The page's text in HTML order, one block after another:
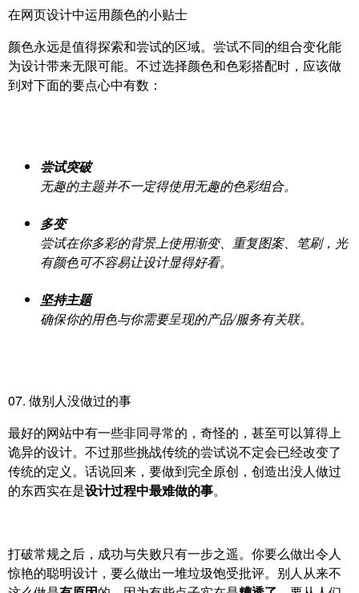
在网页设计中运用颜色的小贴士
颜色永远是值得探索和尝试的区域。尝试不同的组合变化能
为设计带来无限可能。不过选择颜色和色彩搭配时，应该做
到对下面的要点心中有数：
尝试突破
无趣的主题并不一定得使用无趣的色彩组合。
多变
尝试在你多彩的背景上使用渐变、重复图案、笔刷，光
有颜色可不容易让设计显得好看。
坚持主题
确保你的用色与你需要呈现的产品/服务有关联。
07. 做别人没做过的事
最好的网站中有一些非同寻常的，奇怪的，甚至可以算得上
诡异的设计。不过那些挑战传统的尝试说不定会已经改变了
传统的定义。话说回来，要做到完全原创，创造出没人做过
的东西实在是设计过程中最难做的事。
打破常规之后，成功与失败只有一步之遥。你要么做出令人
惊艳的聪明设计，要么做出一堆垃圾饱受批评。别人从来不